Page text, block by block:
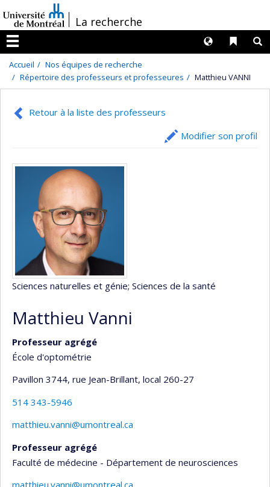
au
contenu
/La recherche
Menu
Liens
Langues
Accueil
Nos équipes de recherche
Répertoire des professeurs et professeures
Matthieu VANNI
Retour à la liste des professeurs
Modifier son profil
Sciences naturelles et génie; Sciences de la santé
Matthieu Vanni
Professeur agrégé
École d'optométrie
Pavillon 3744, rue Jean-Brillant, local 260-27
514 343-5946
matthieu.vanni@umontreal.ca
Professeur agrégé
Faculté de médecine - Département de neurosciences
matthieu.vanni@umontreal.ca